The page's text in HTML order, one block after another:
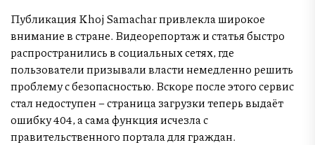
Публикация Khoj Samachar привлекла широкое
внимание в стране. Видеорепортаж и статья быстро
распространились в социальных сетях, где
пользователи призывали власти немедленно решить
проблему с безопасностью. Вскоре после этого сервис
стал недоступен – страница загрузки теперь выдаёт
ошибку 404, а сама функция исчезла с
правительственного портала для граждан.